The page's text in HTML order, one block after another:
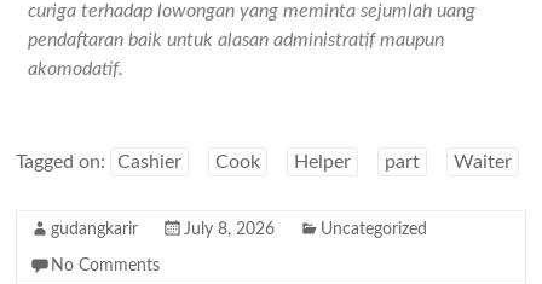
curiga terhadap lowongan yang meminta sejumlah uang
pendaftaran baik untuk alasan administratif maupun
akomodatif.
Tagged on: Cashier Cook Helper part Waiter
gudangkarir July 8, 2026 Uncategorized
No Comments